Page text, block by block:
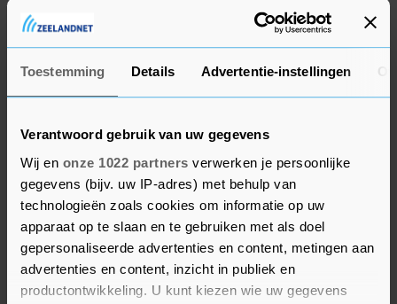
Toestemming Details Advertentie-instellingen
Verantwoord gebruik van uw gegevens
Wij en onze 1022 partners verwerken je persoonlijke
gegevens (bijv. uw IP-adres) met behulp van
technologieën zoals cookies om informatie op uw
apparaat op te slaan en te gebruiken met als doel
gepersonaliseerde advertenties en content, metingen aan
advertenties en content, inzicht in publiek en
productontwikkeling. U kunt kiezen wie uw gegevens
Voor AS Roma was het de eerste wedstrijd sinds
het bereiken van de eindstrijd van het derde
clubtoernooi van Europa. Donderdag waren de
Romeinen met 1-0 te sterk voor Leicester City. De
mei.